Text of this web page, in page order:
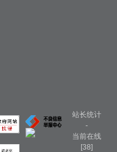
站长统计
-
当前在线
[38]